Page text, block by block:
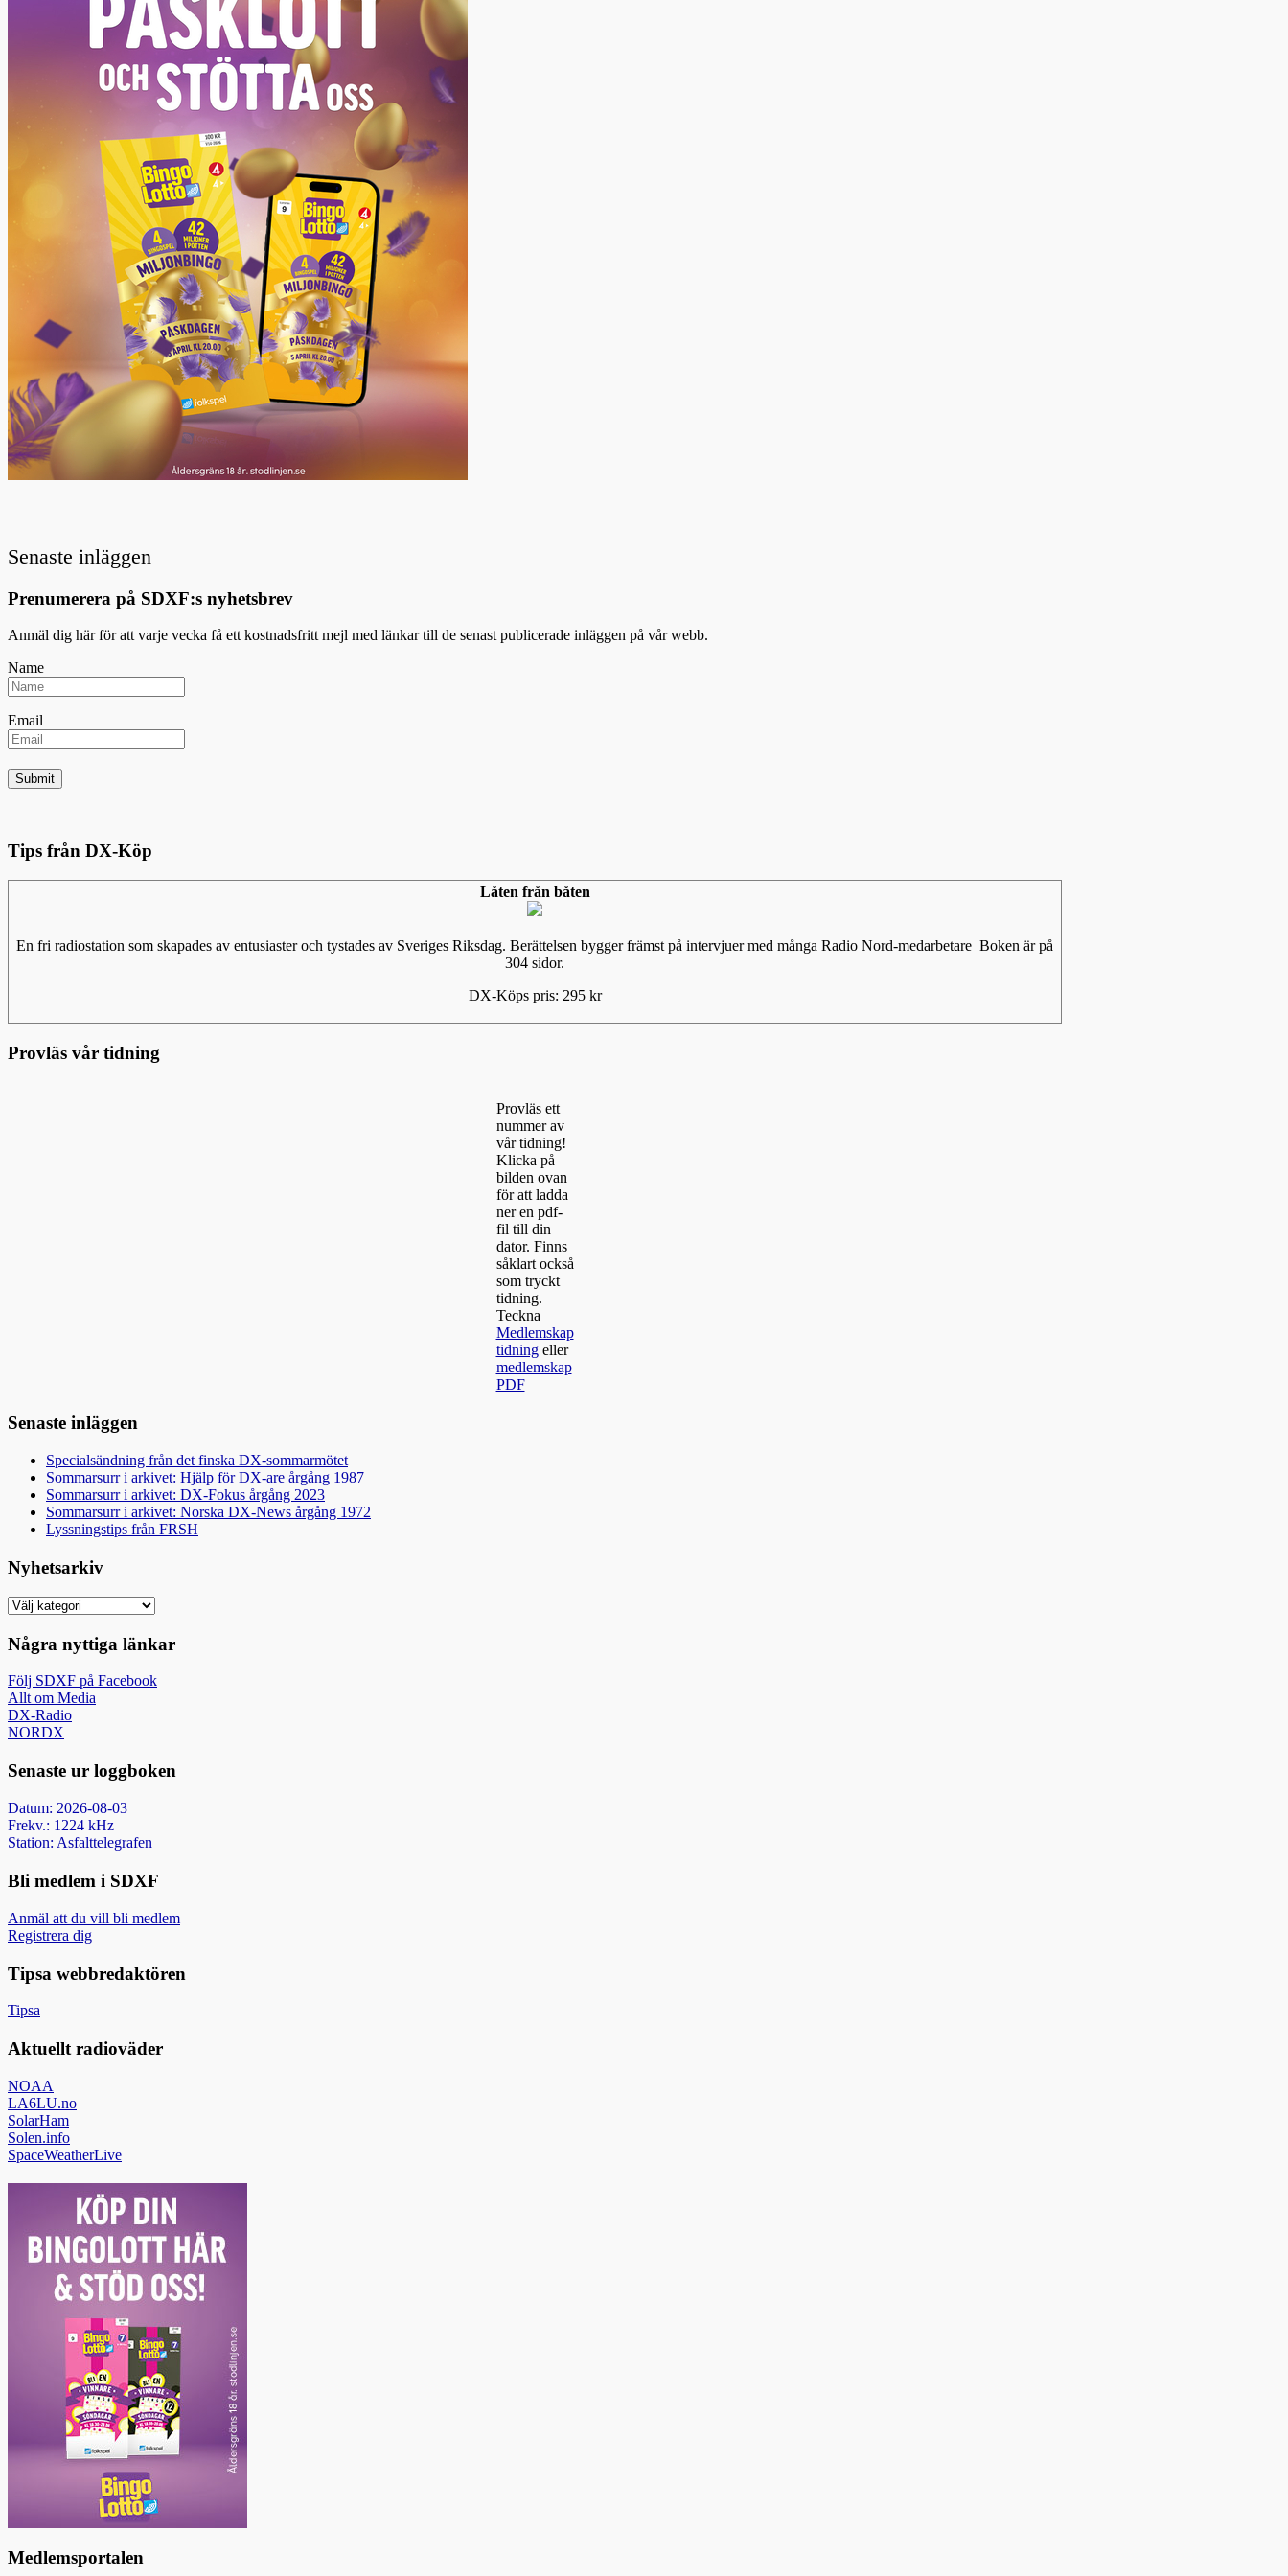
Senaste inläggen
Prenumerera på SDXF:s nyhetsbrev
Anmäl dig här för att varje vecka få ett kostnadsfritt mejl med länkar till de senast publicerade inläggen på vår webb.
Name
Email
Tips från DX-Köp
Låten från båten
En fri radiostation som skapades av entusiaster och tystades av Sveriges Riksdag. Berättelsen bygger främst på intervjuer med många Radio Nord-medarbetare Boken är på
304 sidor.
DX-Köps pris: 295 kr
Provläs vår tidning
Provläs ett
nummer av
vår tidning!
Klicka på
bilden ovan
för att ladda
ner en pdf-
fil till din
dator. Finns
såklart också
som tryckt
tidning.
Teckna
Medlemskap
tidningeller
medlemskap
PDF
Senaste inläggen
Specialsändning från det finska DX-sommarmötet
Sommarsurr i arkivet: Hjälp för DX-are årgång 1987
Sommarsurr i arkivet: DX-Fokus årgång 2023
Sommarsurr i arkivet: Norska DX-News årgång 1972
Lyssningstips från FRSH
Nyhetsarkiv
Nyhetsarkiv
Några nyttiga länkar
Följ SDXF på Facebook
Allt om Media
DX-Radio
NORDX
Senaste ur loggboken
Datum: 2026-08-03
Frekv.: 1224 kHz
Station: Asfalttelegrafen
Bli medlem i SDXF
Anmäl att du vill bli medlem
Registrera dig
Tipsa webbredaktören
Tipsa
Aktuellt radioväder
NOAA
LA6LU.no
SolarHam
Solen.info
SpaceWeatherLive
Medlemsportalen